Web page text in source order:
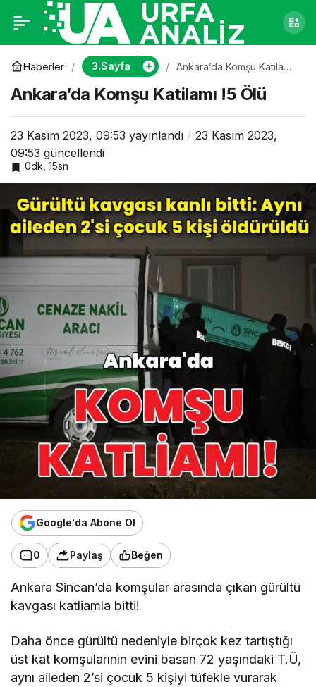
Haberler 3.Sayfa
Ankara’da Komşu Katilamı
Ankara’da Komşu Katilamı !5 Ölü
23 Kasım 2023, 09:53 yayınlandı
23 Kasım 2023,
09:53 güncellendi
0dk, 15sn
Google'da Abone Ol
0 Paylaş Beğen
Ankara Sincan’da komşular arasında çıkan gürültü
kavgası katliamla bitti!
Daha önce gürültü nedeniyle birçok kez tartıştığı
üst kat komşularının evini basan 72 yaşındaki T.Ü,
aynı aileden 2’si çocuk 5 kişiyi tüfekle vurarak
Ankara’da Komşu
Katilamı !5 Ölü
0